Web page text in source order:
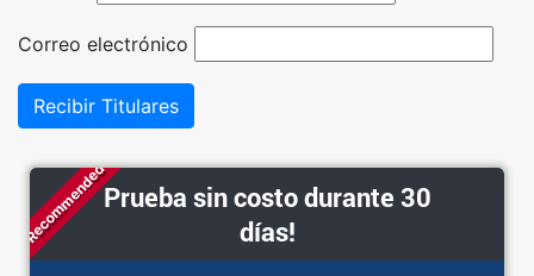
Correo electrónico
Recibir Titulares
RecommendedPrueba sin costo durante 30
días!